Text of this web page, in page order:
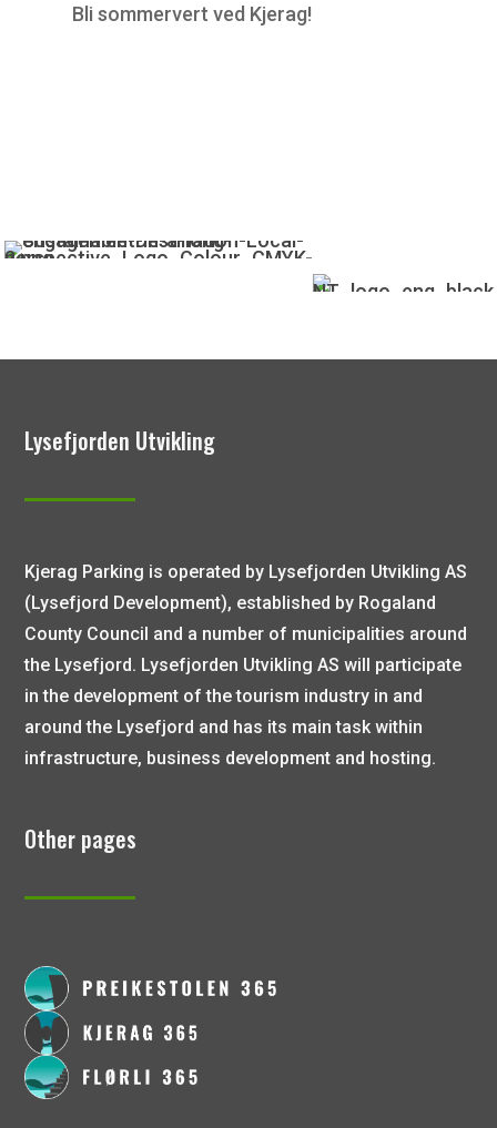
Bli sommervert ved Kjerag!
Lysefjorden Utvikling
Kjerag Parking is operated by Lysefjorden Utvikling AS
(Lysefjord Development), established by Rogaland
County Council and a number of municipalities around
the Lysefjord. Lysefjorden Utvikling AS will participate
in the development of the tourism industry in and
around the Lysefjord and has its main task within
infrastructure, business development and hosting.
Other pages